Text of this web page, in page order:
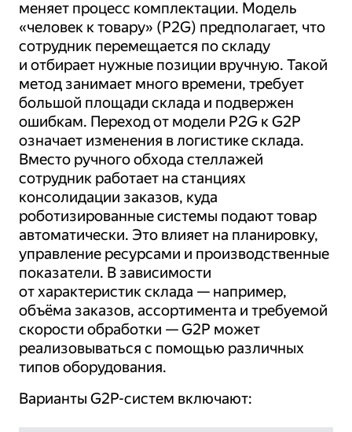
меняет процесс комплектации. Модель
«человек к товару» (P2G) предполагает, что
сотрудник перемещается по складу
и отбирает нужные позиции вручную. Такой
метод занимает много времени, требует
большой площади склада и подвержен
ошибкам. Переход от модели P2G к G2P
означает изменения в логистике склада.
Вместо ручного обхода стеллажей
сотрудник работает на станциях
консолидации заказов, куда
роботизированные системы подают товар
автоматически. Это влияет на планировку,
управление ресурсами и производственные
показатели. В зависимости
от характеристик склада — например,
объёма заказов, ассортимента и требуемой
скорости обработки — G2P может
реализовываться с помощью различных
типов оборудования.
Варианты G2P-систем включают: